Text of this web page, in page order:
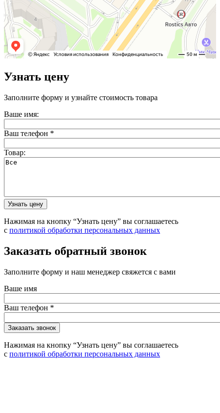
Узнать цену
Заполните форму и узнайте стоимость товара
Ваше имя:
Ваш телефон *
Товар:
Нажимая на кнопку “Узнать цену” вы соглашаетесь
с политикой обработки персональных данных
Заказать обратный звонок
Заполните форму и наш менеджер свяжется с вами
Ваше имя
Ваш телефон *
Нажимая на кнопку “Узнать цену” вы соглашаетесь
с политикой обработки персональных данных